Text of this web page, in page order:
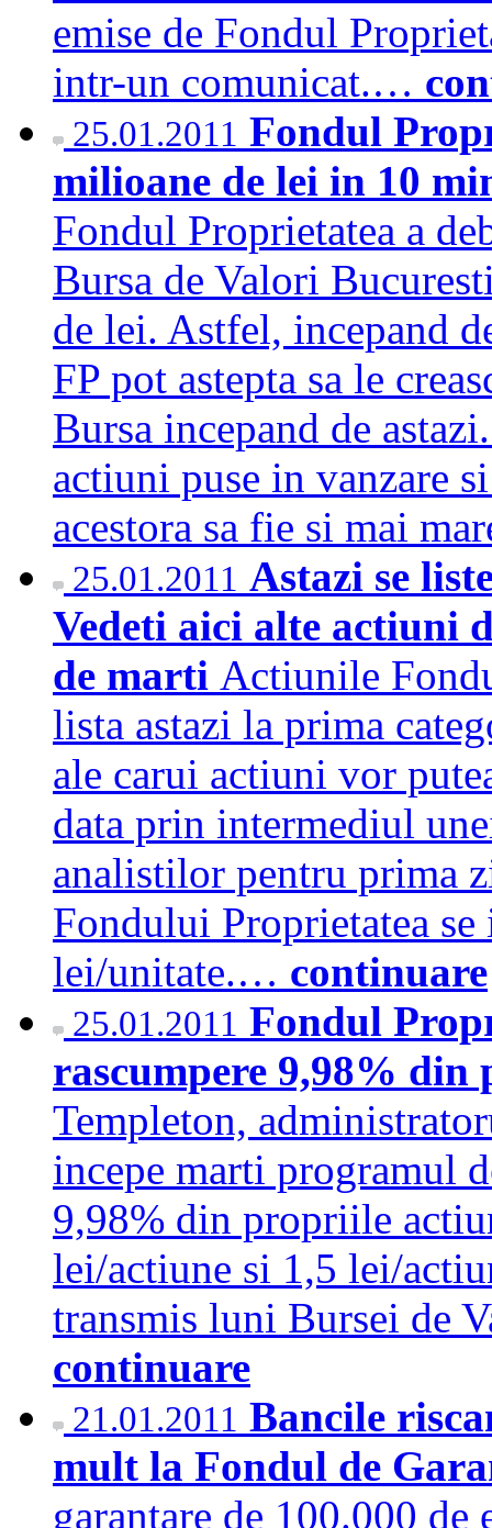
emise de Fondul
intr-un comunicat.…
25.01.2011 Fondul
milioane de lei in 10
Fondul Proprietatea a
Bursa de Valori
de lei. Astfel, incepand
FP pot astepta sa le
Bursa incepand de
actiuni puse in vanzare
acestora sa fie si mai
25.01.2011 Astazi se
Vedeti aici alte actiuni
de marti Actiunile
lista astazi la prima
ale carui actiuni vor
data prin intermediul
analistilor pentru prima
Fondului Proprietatea
lei/unitate.… continuare
25.01.2011 Fondul
rascumpere 9,98%
Templeton,
incepe marti programul
9,98% din propriile
lei/actiune si 1,5 lei/
transmis luni Bursei de
continuare
21.01.2011 Bancile
mult la Fondul de
garantare de 100.000